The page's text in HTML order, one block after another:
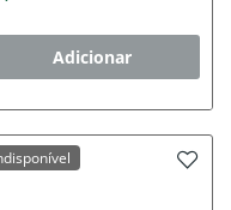
Adicionar